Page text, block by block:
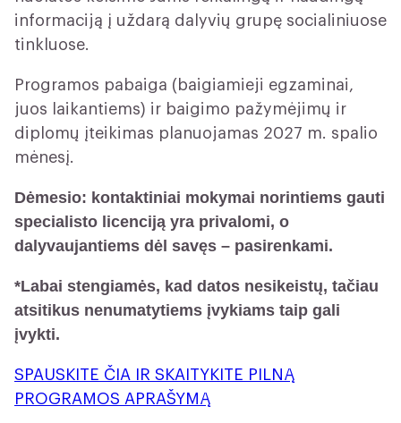
informaciją į uždarą dalyvių grupę socialiniuose
tinkluose.
Programos pabaiga (baigiamieji egzaminai,
juos laikantiems) ir baigimo pažymėjimų ir
diplomų įteikimas planuojamas 2027 m. spalio
mėnesį.
Dėmesio: kontaktiniai mokymai norintiems gauti
specialisto licenciją yra privalomi, o
dalyvaujantiems dėl savęs – pasirenkami.
*Labai stengiamės, kad datos nesikeistų, tačiau
atsitikus nenumatytiems įvykiams taip gali
įvykti.
SPAUSKITE ČIA IR SKAITYKITE PILNĄ
PROGRAMOS APRAŠYMĄ